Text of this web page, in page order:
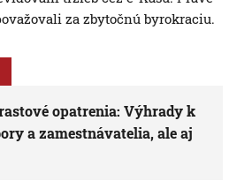
za zbytočnú byrokraciu.
opatrenia: Výhrady k
a zamestnávatelia, ale aj